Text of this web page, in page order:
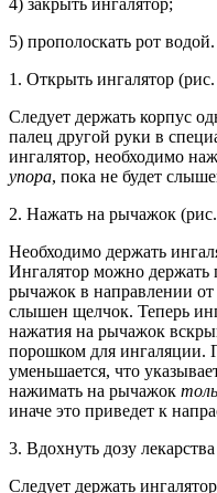
5) прополоскать рот водой.
1. Открыть ингалятор
Следует держать корпус
палец другой руки в
ингалятор, необходимо
упора, пока не будет
2. Нажать на рычажок
Необходимо держать
Ингалятор можно держать
рычажок в направлении от
слышен щелчок. Теперь
нажатия на рычажок
порошком для ингаляции.
уменьшается, что
нажимать на рычажок
иначе это приведет к
3. Вдохнуть дозу
Следует держать